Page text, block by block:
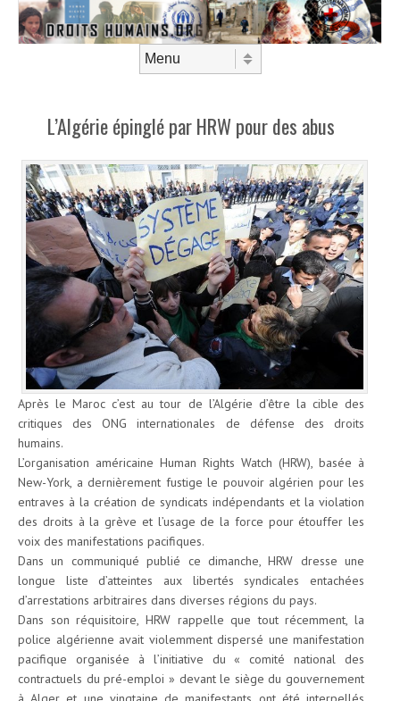
L’Algérie épinglé par HRW pour des abus
Après le Maroc c’est au tour de l’Algérie d’être la cible des
critiques des ONG internationales de défense des droits
humains.
L’organisation américaine Human Rights Watch (HRW), basée à
New-York, a dernièrement fustige le pouvoir algérien pour les
entraves à la création de syndicats indépendants et la violation
des droits à la grève et l’usage de la force pour étouffer les
voix des manifestations pacifiques.
Dans un communiqué publié ce dimanche, HRW dresse une
longue liste d’atteintes aux libertés syndicales entachées
d’arrestations arbitraires dans diverses régions du pays.
Dans son réquisitoire, HRW rappelle que tout récemment, la
police algérienne avait violemment dispersé une manifestation
pacifique organisée à l’initiative du « comité national des
contractuels du pré-emploi » devant le siège du gouvernement